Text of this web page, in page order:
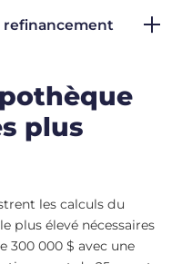
refinancement
plus
les calculs du
plus élevé nécessaires
300 000 $ avec une